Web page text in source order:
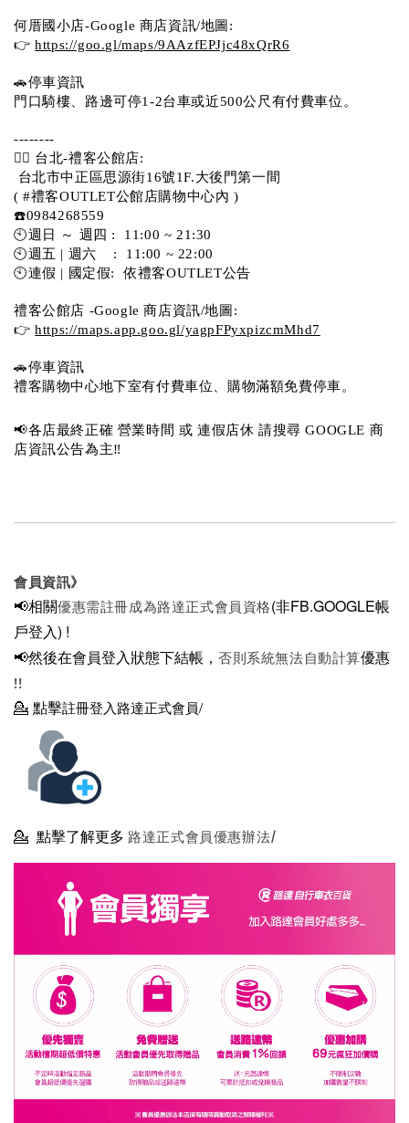
何厝國小店-Google 商店資訊/地圖:
👉 https://goo.gl/maps/9AAzfEPJjc48xQrR6
🚗停車資訊
門口騎樓、路邊可停1-2台車或近500公尺有付費車位。
--------
💁‍♀️ 台北-禮客公館店:
台北市中正區思源街16號1F.大後門第一間
( #禮客OUTLET公館店購物中心內 )
☎️0984268559
🕙週日 ～ 週四 :  11:00 ~ 21:30
🕙週五 | 週六    :  11:00 ~ 22:00
🕙連假 | 國定假:  依禮客OUTLET公告
禮客公館店 -Google 商店資訊/地圖:
👉 https://maps.app.goo.gl/yagpFPyxpizcmMhd7
🚗停車資訊
禮客購物中心地下室有付費車位、購物滿額免費停車。
📢各店最終正確 營業時間 或 連假店休 請搜尋 GOOGLE 商
店資訊公告為主‼️
會員資訊》
📢相關優惠需註冊成為路達正式會員資格(非FB.GOOGLE帳
戶登入) !
📢然後在會員登入狀態下結帳， 否則系統無法自動計算優惠
!!
💁 點擊註冊登入路達正式會員/
💁 點擊了解更多 路達正式會員優惠辦法/